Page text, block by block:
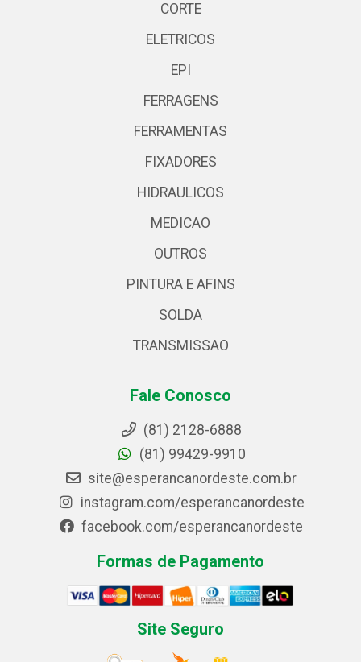
CORTE
ELETRICOS
EPI
FERRAGENS
FERRAMENTAS
FIXADORES
HIDRAULICOS
MEDICAO
OUTROS
PINTURA E AFINS
SOLDA
TRANSMISSAO
Fale Conosco
(81) 2128-6888
(81) 99429-9910
site@esperancanordeste.com.br
instagram.com/esperancanordeste
facebook.com/esperancanordeste
Formas de Pagamento
Site Seguro